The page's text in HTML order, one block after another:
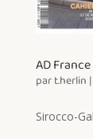
AD
part.herlin |
Sirocco-